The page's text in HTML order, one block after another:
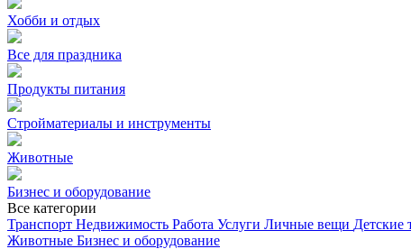
Хобби и отдых
Все для праздника
Продукты питания
Стройматериалы и инструменты
Животные
Бизнес и оборудование
Все категории
Транспорт Недвижимость Работа Услуги Личные вещи Детские
Животные Бизнес и оборудование